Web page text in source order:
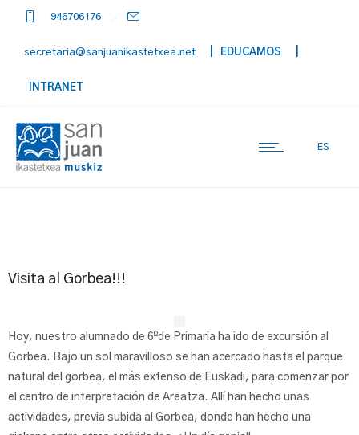
946706176
secretaria@sanjuanikastetxea.net | EDUCAMOS
INTRANET
ES
Visita al Gorbea!!!
Hoy, nuestro alumnado de 6ºde Primaria ha ido de excursión al
Gorbea. Bajo un sol maravilloso se han acercado hasta el parque
natural del gorbea, el más extenso de Euskadi, para comenzar por
el centro de interpretación de Areatza. Allí han hecho unas
actividades, previa subida al Gorbea, donde han hecho una